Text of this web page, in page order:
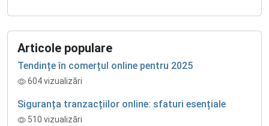
Articole populare
Tendințe în comerțul online pentru 2025
604 vizualizări
Siguranța tranzacțiilor online: sfaturi esențiale
510 vizualizări